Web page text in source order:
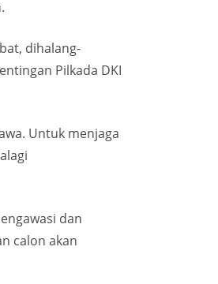
dihalang-
Pilkada DKI
Untuk menjaga
dan
calon akan